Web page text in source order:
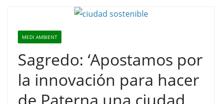
MEDI AMBIENT
Sagredo: ‘Apostamos por
la innovación para hacer